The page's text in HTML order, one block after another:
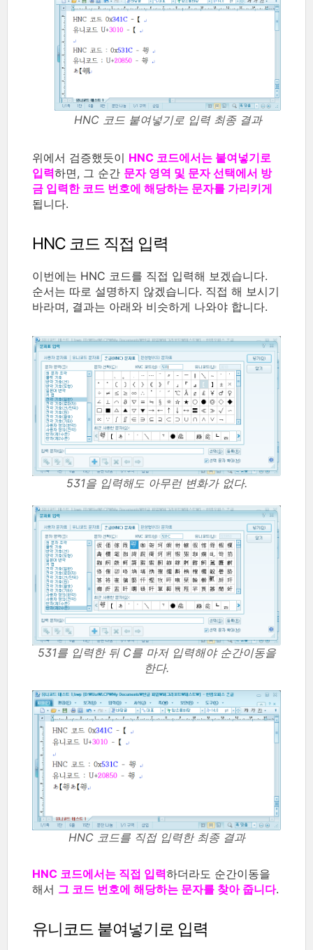
HNC 코드 붙여넣기로 입력 최종 결과
위에서 검증했듯이 HNC 코드에서는 붙여넣기로
입력하면, 그 순간 문자 영역 및 문자 선택에서 방
금 입력한 코드 번호에 해당하는 문자를 가리키게
됩니다.
HNC 코드 직접 입력
이번에는 HNC 코드를 직접 입력해 보겠습니다.
순서는 따로 설명하지 않겠습니다. 직접 해 보시기
바라며, 결과는 아래와 비슷하게 나와야 합니다.
531을 입력해도 아무런 변화가 없다.
531를 입력한 뒤 C를 마저 입력해야 순간이동을
한다.
HNC 코드를 직접 입력한 최종 결과
HNC 코드에서는 직접 입력하더라도 순간이동을
해서 그 코드 번호에 해당하는 문자를 찾아 줍니다.
유니코드 붙여넣기로 입력